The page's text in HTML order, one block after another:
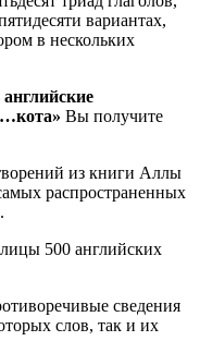
вариантах,
в нескольких
Вы получите
из книги Аллы
распространенных
500 английских
сведения
слов, так и их